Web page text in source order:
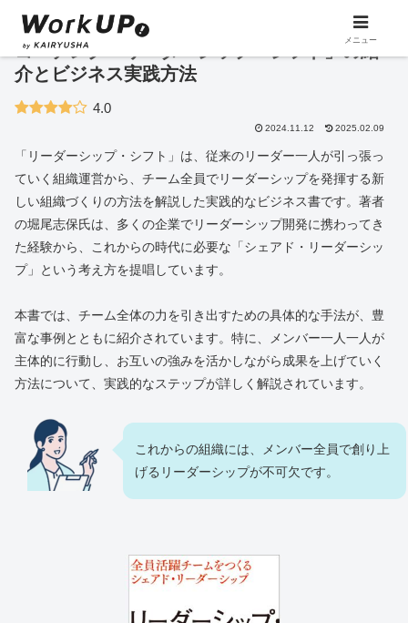
コーチング「リーダーシップ・シフト」の紹
介とビジネス実践方法
4.0
2024.11.12 2025.02.09
「リーダーシップ・シフト」は、従来のリーダー一人が引っ張っ
ていく組織運営から、チーム全員でリーダーシップを発揮する新
しい組織づくりの方法を解説した実践的なビジネス書です。著者
の堀尾志保氏は、多くの企業でリーダーシップ開発に携わってき
た経験から、これからの時代に必要な「シェアド・リーダーシッ
プ」という考え方を提唱しています。
本書では、チーム全体の力を引き出すための具体的な手法が、豊
富な事例とともに紹介されています。特に、メンバー一人一人が
主体的に行動し、お互いの強みを活かしながら成果を上げていく
方法について、実践的なステップが詳しく解説されています。
これからの組織には、メンバー全員で創り上
げるリーダーシップが不可欠です。
メニュー